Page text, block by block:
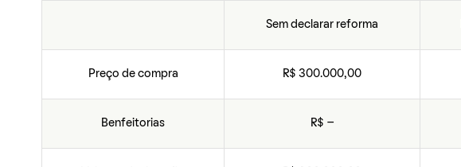
Sem declarar reforma
Preço de compra R$ 300.000,00
Benfeitorias R$ –